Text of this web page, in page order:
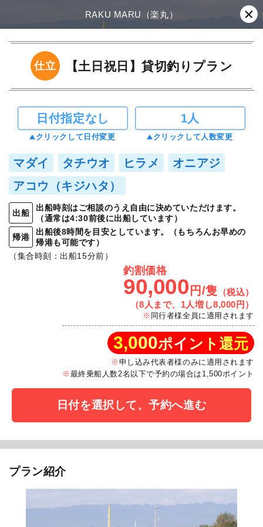
RAKU MARU（楽丸）
仕立 【土日祝日】貸切釣りプラン
日付指定なし
クリックして日付変更
1人
クリックして人数変更
マダイ タチウオ ヒラメ
オニアジ
アコウ（キジハタ）
出船
出船時刻はご相談のうえ自由に決めていただけます。
（通常は4:30前後に出船しています）
帰港
出船後8時間を目安としています。（もちろんお早めの
帰港も可能です）
（集合時刻：出船15分前）
釣割価格
90,000 円/隻
（税込）
（8人まで、1人増し8,000円）
同行者様全員に適用されます
3,000ポイント還元
申し込み代表者様のみに適用されます
最終乗船人数2名以下で予約の場合は1,500ポイント
日付を選択して、予約へ進む
プラン紹介